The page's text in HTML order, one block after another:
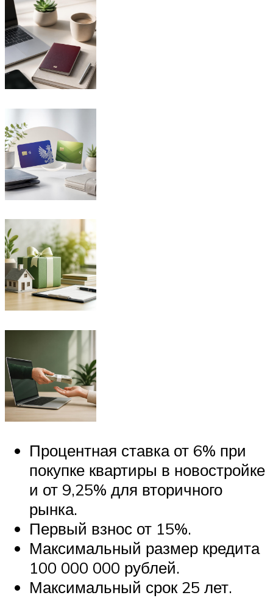
Процентная ставка от 6% при
покупке квартиры в новостройке
и от 9,25% для вторичного
рынка.
Первый взнос от 15%.
Максимальный размер кредита
100 000 000 рублей.
Максимальный срок 25 лет.